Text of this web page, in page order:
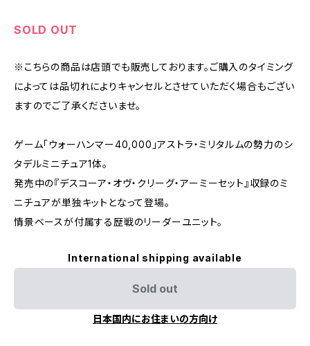
SOLD OUT
※こちらの商品は店頭でも販売しております。ご購入のタイミング
によっては品切れによりキャンセルとさせていただく場合もござい
ますのでご了承くださいませ。
ゲーム「ウォーハンマー40,000」アストラ・ミリタルムの勢力のシ
タデルミニチュア1体。
発売中の『デスコーア・オヴ・クリーグ・アーミーセット』収録のミ
ニチュアが単独キットとなって登場。
情景ベースが付属する歴戦のリーダーユニット。
International shipping available
Sold out
日本国内にお住まいの方向け